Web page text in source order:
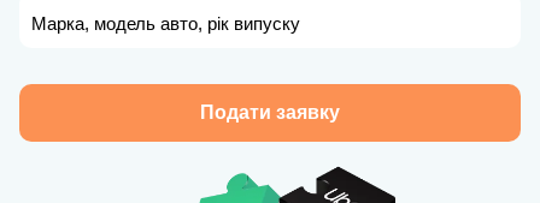
Марка, модель авто, рік випуску
Подати заявку